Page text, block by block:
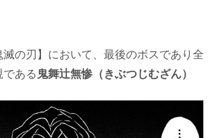
の刃】において、最後のボスであり全
である 鬼舞辻無惨（きぶつじむざん）